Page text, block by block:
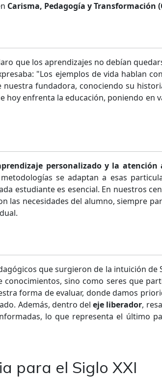
Carisma, Pedagogía y Transformación
que los aprendizajes no debían
"Los ejemplos de vida hablan
fundadora, conociendo su
enfrenta la educación, poniendo en
personalizado y la atención
se adaptan a esas
estudiante es esencial. En nuestros
las necesidades del alumno, siempre
que surgieron de la intuición de
sino como seres que
forma de evaluar, donde damos
Además, dentro deleje liberador,
lo que representa el último
para el Siglo XXI